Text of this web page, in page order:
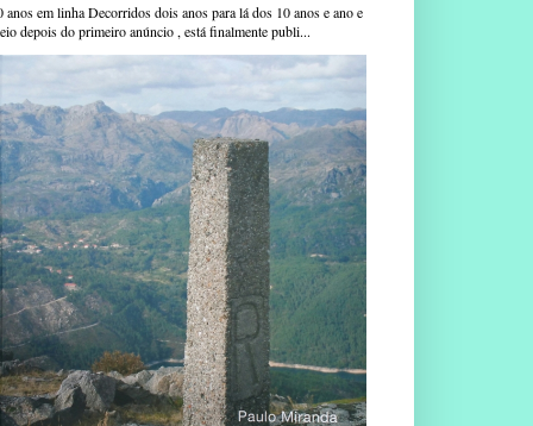
anos em linha Decorridos dois anos para lá dos 10 anos e ano e
depois do primeiro anúncio , está finalmente publi...